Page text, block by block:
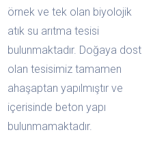
örnek ve tek olan biyolojik
atık su arıtma tesisi
bulunmaktadır. Doğaya dost
olan tesisimiz tamamen
ahaşaptan yapılmıştır ve
içerisinde beton yapı
bulunmamaktadır.